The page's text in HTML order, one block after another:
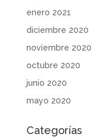
enero 2021
diciembre 2020
noviembre 2020
octubre 2020
junio 2020
mayo 2020
Categorías